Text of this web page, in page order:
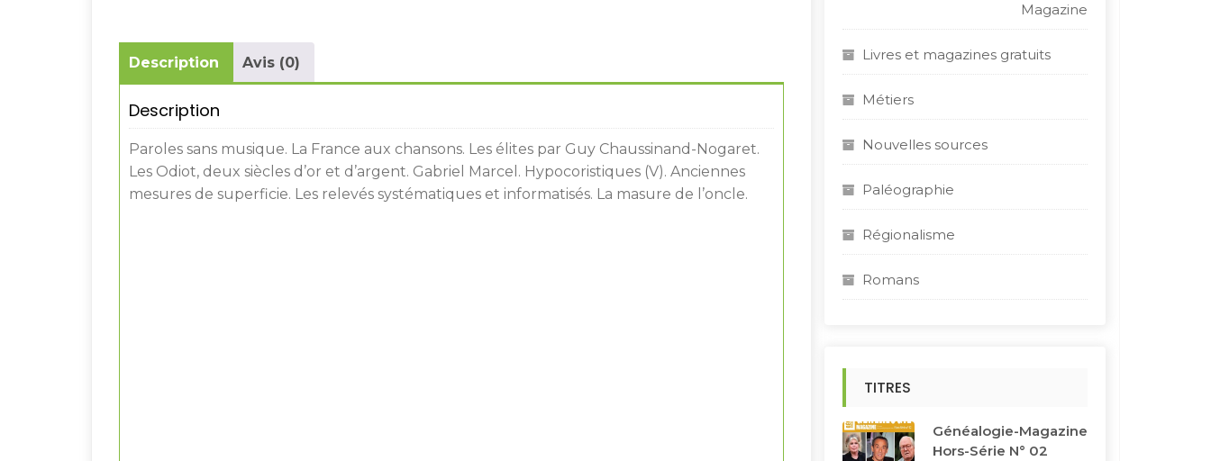
Description Avis (0)
Description
Paroles sans musique. La France aux chansons. Les élites par Guy Chaussinand-Nogaret.
Les Odiot, deux siècles d’or et d’argent. Gabriel Marcel. Hypocoristiques (V). Anciennes
mesures de superficie. Les relevés systématiques et informatisés. La masure de l’oncle.
Magazine
Livres et magazines gratuits
Métiers
Nouvelles sources
Paléographie
Régionalisme
Romans
TITRES
Généalogie-Magazine
Hors-Série N° 02